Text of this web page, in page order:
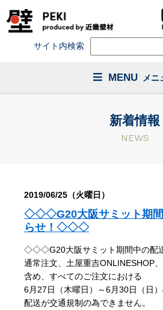
サイト内検索
MENU メニ
新着情報
NEWS
2019/06/25（火曜日）
◇◇◇G20大阪サミット期間
らせ！◇◇◇
◇◇◇G20大阪サミット期間中の
通常注文、土屋重吉ONLINESHOP
含め、すべてのご注文における
6月27日（木曜日）～6月30日（日
配送が交通規制の為できません。